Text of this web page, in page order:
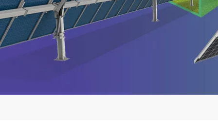
Attestation